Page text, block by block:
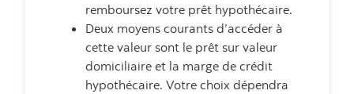
remboursez votre prêt hypothécaire.
Deux moyens courants d’accéder à
cette valeur sont le prêt sur valeur
domiciliaire et la marge de crédit
hypothécaire. Votre choix dépendra